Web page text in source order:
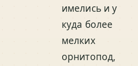
имелись и у
куда более
мелких
орнитопод,